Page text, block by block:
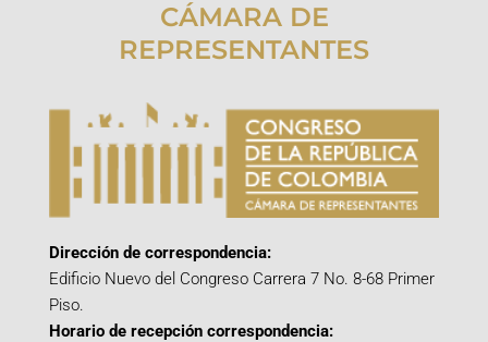
CÁMARA DE
REPRESENTANTES
Dirección de correspondencia:
Edificio Nuevo del Congreso Carrera 7 No. 8-68 Primer
Piso.
Horario de recepción correspondencia: